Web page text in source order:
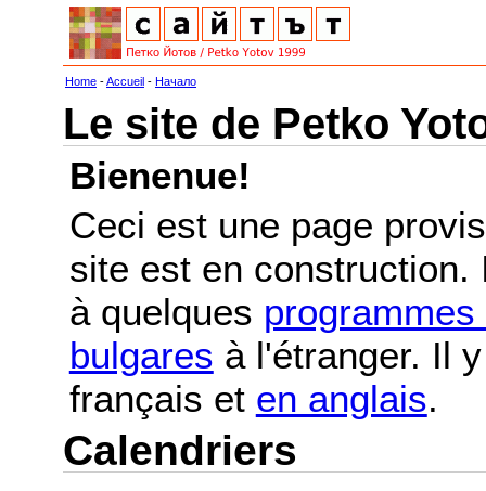
Home -Accueil - Начало
Le site de Petko
Bienenue!
Ceci est une page
site est en
à quelques
bulgares à l'étranger. Il
français et en anglais.
Calendriers